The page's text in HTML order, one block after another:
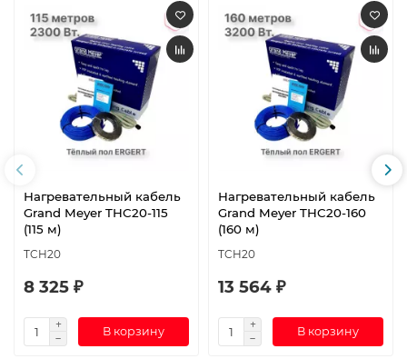
Нагревательный кабель
Grand Meyer THC20-115
(115 м)
TCH20
8 325 ₽
В корзину
Нагревательный кабель
Grand Meyer THC20-160
(160 м)
TCH20
13 564 ₽
В корзину